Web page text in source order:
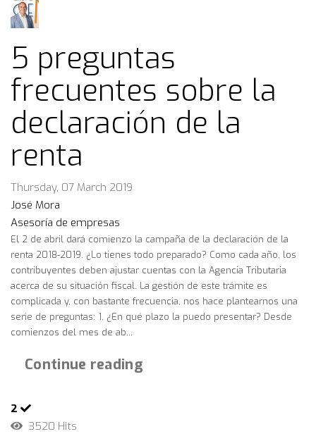
pinterest
5 preguntas
frecuentes sobre la
declaración de la
renta
Thursday, 07 March 2019
José Mora
Asesoría de empresas
El 2 de abril dará comienzo la campaña de la declaración de la
renta 2018-2019. ¿Lo tienes todo preparado? Como cada año, los
contribuyentes deben ajustar cuentas con la Agencia Tributaria
acerca de su situación fiscal. La gestión de este trámite es
complicada y, con bastante frecuencia, nos hace plantearnos una
serie de preguntas: 1. ¿En qué plazo la puedo presentar? Desde
comienzos del mes de ab...
Continue reading
2
3520 Hits